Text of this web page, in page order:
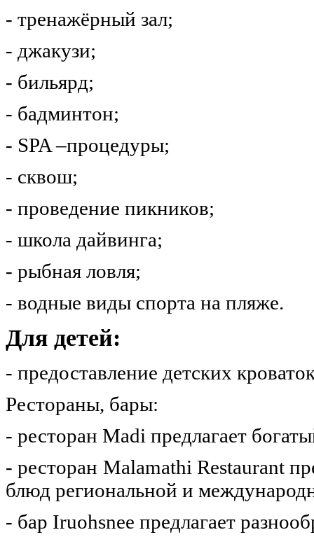
- тренажёрный зал;
- джакузи;
- бильярд;
- бадминтон;
- SPA –процедуры;
- сквош;
- проведение пикников;
- школа дайвинга;
- рыбная ловля;
- водные виды спорта на пляже.
Для детей:
- предоставление детских
Рестораны, бары:
- ресторан Madi предлагает
- ресторан Malamathi Restaurant
блюд региональной и
- бар Iruohsnee предлагает